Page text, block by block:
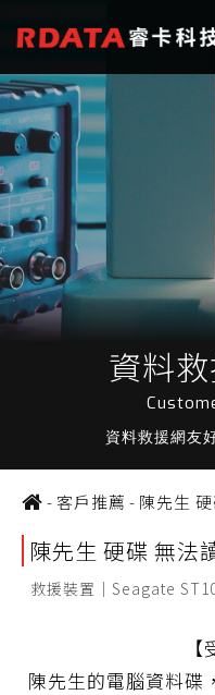
資料
資料救援網友
-客戶推薦 - 陳先生
陳先生 硬碟 無法
救援裝置｜Seagate
陳先生的電腦資料碟